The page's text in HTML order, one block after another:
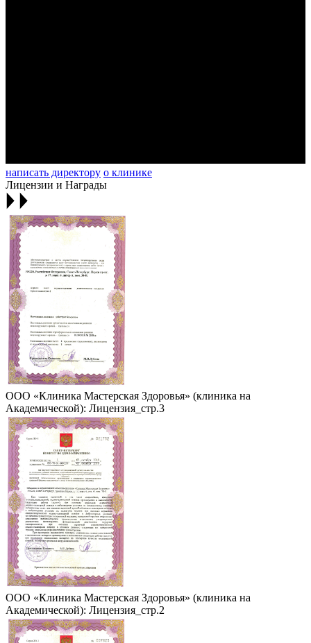
написать директору о клинике
Лицензии и Награды
ООО «Клиника Мастерская Здоровья» (клиника на
Академической): Лицензия_стр.3
ООО «Клиника Мастерская Здоровья» (клиника на
Академической): Лицензия_стр.2